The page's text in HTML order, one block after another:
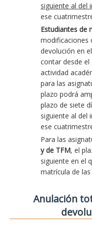
siguiente al del
ese
Estudiantes de
modificaciones
devolución en
contar desde el
actividad
para las
plazo podrá
plazo de siete
siguiente al del
ese
Para las
y de TFM, el
siguiente en el
matrícula de
Anulación